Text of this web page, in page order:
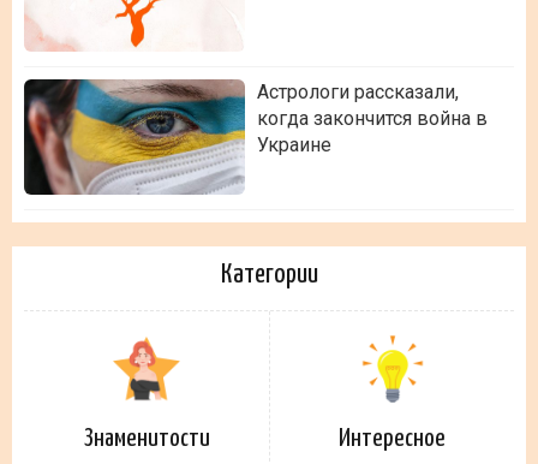
Астрологи рассказали,
когда закончится война в
Украине
Категории
Знаменитости Интересное